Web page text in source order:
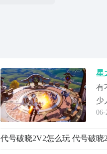
星
有
少
大
话
06-
代号破晓2V2怎么玩 代号破晓